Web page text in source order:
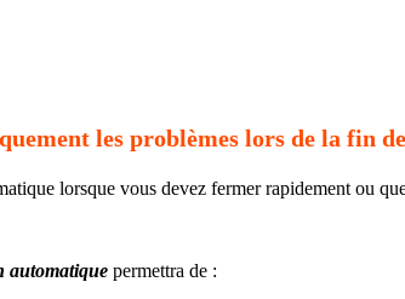
les problèmes lors de la fin
lorsque vous devez fermer rapidement ou
automatique permettra de :